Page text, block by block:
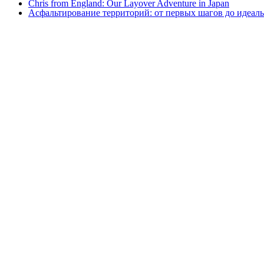
Chris from England: Our Layover Adventure in Japan
Асфальтирование территорий: от первых шагов до